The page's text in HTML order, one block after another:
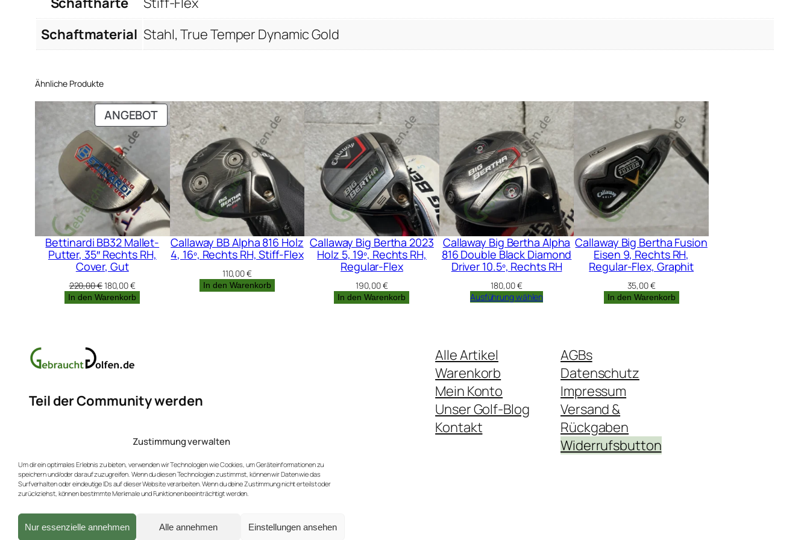
Zustimmung verwalten
Um dir ein optimales Erlebnis zu bieten, verwenden wir Technologien wie Cookies, um Geräteinformationen zu
speichern und/oder darauf zuzugreifen. Wenn du diesen Technologien zustimmst, können wir Daten wie das
Surfverhalten oder eindeutige IDs auf dieser Website verarbeiten. Wenn du deine Zustimmung nicht erteilst oder
zurückziehst, können bestimmte Merkmale und Funktionen beeinträchtigt werden.
Nur essenzielle annehmen Alle annehmen Einstellungen ansehen
Schaftmaterial Stahl, True Temper Dynamic Gold
Ähnliche Produkte
ANGEBOTPRODUKT
IM
ANGEBOT
Bettinardi BB32 Mallet-
Putter, 35″ Rechts RH,
Cover, Gut
220,00€Ursprünglicher
Preis
war:
180,00€Aktueller
Preis
ist:
In den Warenkorb
Callaway BB Alpha 816 Holz
4, 16º, Rechts RH, Stiff-Flex
110,00€
In den Warenkorb
Callaway Big Bertha 2023
Holz 5, 19º, Rechts RH,
Regular-Flex
190,00€
In den Warenkorb
Callaway Big Bertha Alpha
816 Double Black Diamond
Driver 10.5º, Rechts RH
180,00€
Ausführung wählen
Callaway Big Bertha Fusion
Eisen 9, Rechts RH,
Regular-Flex, Graphit
35,00€
In den Warenkorb
Teil der Community werden
Erfahren Sie mehr über neue Produkte und Rabatte.
Facebook Instagram Bluesky
Alle Artikel
Warenkorb
Mein Konto
Unser Golf-Blog
Kontakt
AGBs
Datenschutz
Impressum
Versand &
Rückgaben
Widerrufsbutton